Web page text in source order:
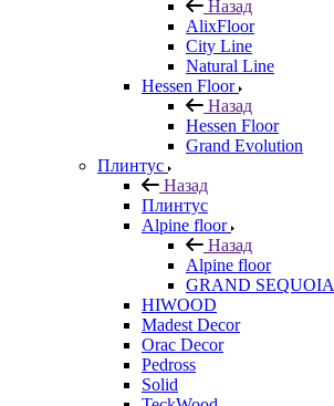
Назад
AlixFloor
City Line
Natural Line
Hessen Floor
Назад
Hessen Floor
Grand Evolution
Плинтус
Назад
Плинтус
Alpine floor
Назад
Alpine floor
GRAND SEQUOIA
HIWOOD
Madest Decor
Orac Decor
Pedross
Solid